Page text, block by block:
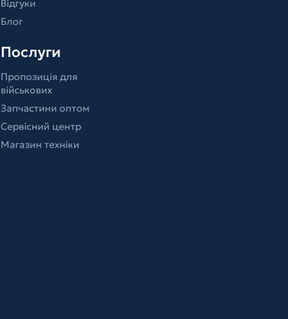
Відгуки
Блог
Послуги
Пропозиція для
військових
Запчастини оптом
Сервісний центр
Магазин техніки